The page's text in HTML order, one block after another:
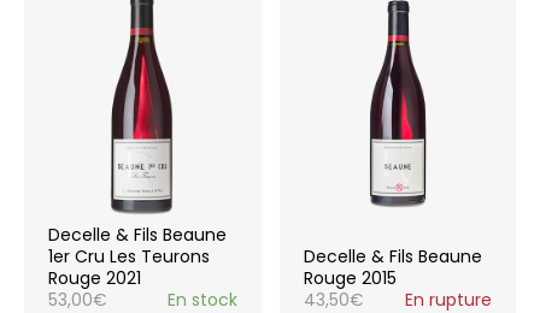
Decelle & Fils Beaune
1er Cru Les Teurons
Rouge 2021
53,00€ En stock
Decelle & Fils Beaune
Rouge 2015
43,50€ En rupture